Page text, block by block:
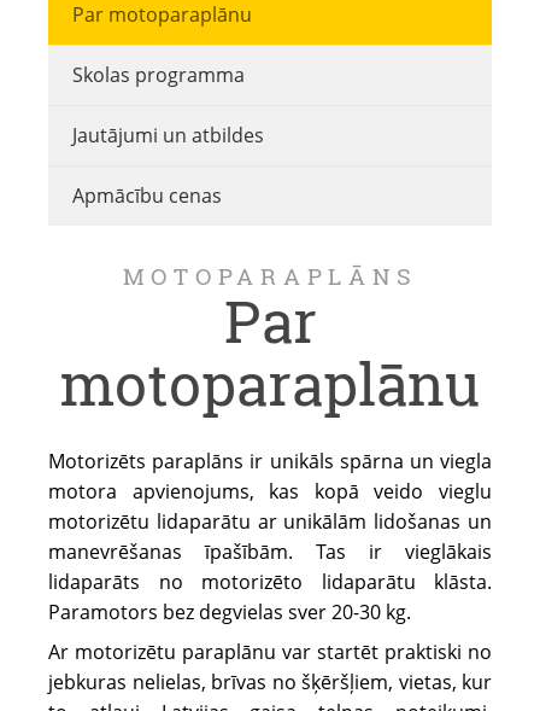
Par motoparaplānu
Skolas programma
Jautājumi un atbildes
Apmācību cenas
MOTOPARAPLĀNS
Par
motoparaplānu
Motorizēts paraplāns ir unikāls spārna un viegla
motora apvienojums, kas kopā veido vieglu
motorizētu lidaparātu ar unikālām lidošanas un
manevrēšanas īpašībām. Tas ir vieglākais
lidaparāts no motorizēto lidaparātu klāsta.
Paramotors bez degvielas sver 20-30 kg.
Ar motorizētu paraplānu var startēt praktiski no
jebkuras nelielas, brīvas no šķēršļiem, vietas, kur